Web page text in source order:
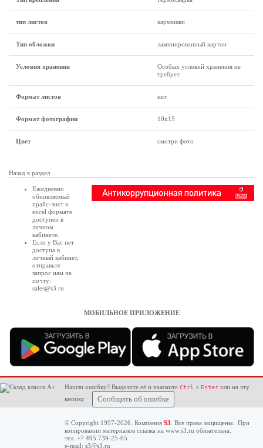
тип листов кармашки
Тип обложки ламинированный картон
Условия хранения
Особых условий хранения не
требует
Формат листов нет
Формат фотографии 10х15
Цвет смотри фото
Назад в раздел
Ежедневно
обновляемый
прайс-лист в
excel формате
доступен в
личном
кабинете
Если у Вас нет
доступа в
личный кабинет,
отправьте
запрос нам на
почту:
sales@s3.ru
МОБИЛЬНОЕ ПРИЛОЖЕНИЕ
Нашли ошибку? Выделите её и нажмите Ctrl + Enter или на эту
кнопку
Сообщить об ошибке
© Copyright 1997-2026. Компания S3 . Все права защищены. При
копировании материалов ссылка на www.s3.ru обязательна.
тел. +7 495 739-25-65
e-mail: s3@s3.ru